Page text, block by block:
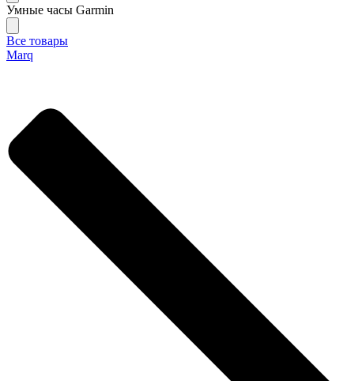
Умные часы Garmin
Все товары
Marq